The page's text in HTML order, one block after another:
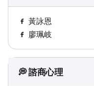
黃詠恩
廖珮岐
💭 諮商心理